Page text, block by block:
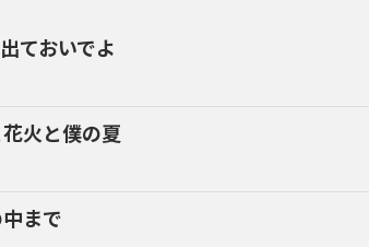
ておいでよ
火と僕の夏
まで